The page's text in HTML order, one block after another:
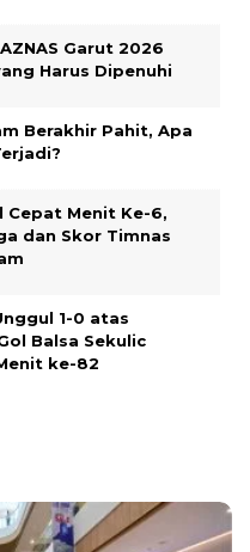
Garut 2026
Harus Dipenuhi
Berakhir Pahit, Apa
Cepat Menit Ke-6,
dan Skor Timnas
1-0 atas
Balsa Sekulic
ke-82